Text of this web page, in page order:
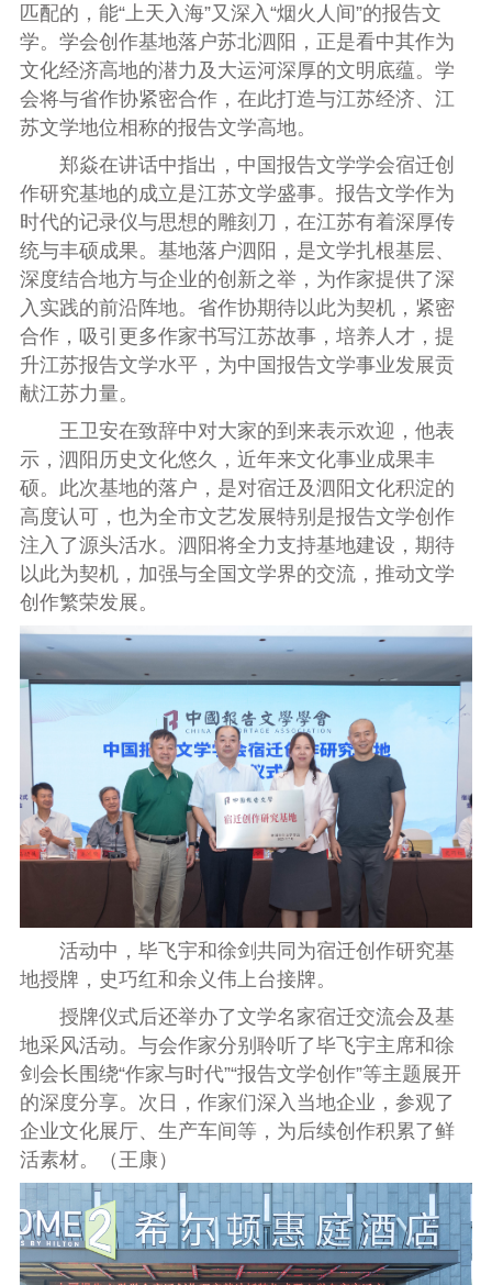
匹配的，能“上天入海”又深入“烟火人间”的报告文
学。学会创作基地落户苏北泗阳，正是看中其作为
文化经济高地的潜力及大运河深厚的文明底蕴。学
会将与省作协紧密合作，在此打造与江苏经济、江
苏文学地位相称的报告文学高地。
郑焱在讲话中指出，中国报告文学学会宿迁创
作研究基地的成立是江苏文学盛事。报告文学作为
时代的记录仪与思想的雕刻刀，在江苏有着深厚传
统与丰硕成果。基地落户泗阳，是文学扎根基层、
深度结合地方与企业的创新之举，为作家提供了深
入实践的前沿阵地。省作协期待以此为契机，紧密
合作，吸引更多作家书写江苏故事，培养人才，提
升江苏报告文学水平，为中国报告文学事业发展贡
献江苏力量。
王卫安在致辞中对大家的到来表示欢迎，他表
示，泗阳历史文化悠久，近年来文化事业成果丰
硕。此次基地的落户，是对宿迁及泗阳文化积淀的
高度认可，也为全市文艺发展特别是报告文学创作
注入了源头活水。泗阳将全力支持基地建设，期待
以此为契机，加强与全国文学界的交流，推动文学
创作繁荣发展。
活动中，毕飞宇和徐剑共同为宿迁创作研究基
地授牌，史巧红和余义伟上台接牌。
授牌仪式后还举办了文学名家宿迁交流会及基
地采风活动。与会作家分别聆听了毕飞宇主席和徐
剑会长围绕“作家与时代”“报告文学创作”等主题展开
的深度分享。次日，作家们深入当地企业，参观了
企业文化展厅、生产车间等，为后续创作积累了鲜
活素材。（王康）